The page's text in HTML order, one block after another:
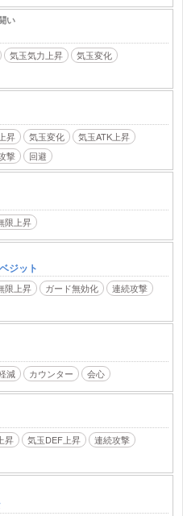
い
気玉気力上昇
気玉変化
昇 気玉変化
気玉ATK上昇
撃 回避
限上昇
ジット
限上昇 ガード無効化
連続攻撃
減 カウンター 会心
昇 気玉DEF上昇
連続攻撃